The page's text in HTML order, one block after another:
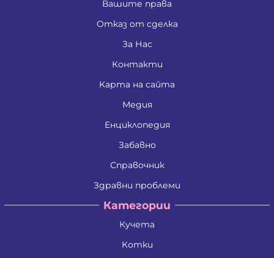
Вашите права
Отказ от сделка
За Нас
Контакти
Карта на сайта
Медия
Енциклопедия
Забавно
Справочник
Здравни проблеми
Категории
Кучета
Котки